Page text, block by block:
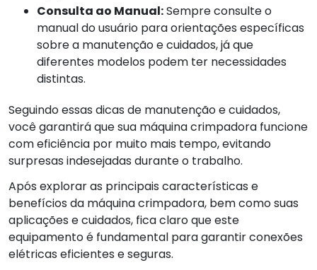
Consulta ao Manual:Sempre consulte o
manual do usuário para orientações específicas
sobre a manutenção e cuidados, já que
diferentes modelos podem ter necessidades
distintas.
Seguindo essas dicas de manutenção e cuidados,
você garantirá que sua máquina crimpadora funcione
com eficiência por muito mais tempo, evitando
surpresas indesejadas durante o trabalho.
Após explorar as principais características e
benefícios da máquina crimpadora, bem como suas
aplicações e cuidados, fica claro que este
equipamento é fundamental para garantir conexões
elétricas eficientes e seguras.